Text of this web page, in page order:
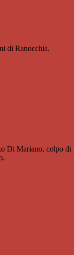
di Ranocchia.
Di Mariano, colpo di